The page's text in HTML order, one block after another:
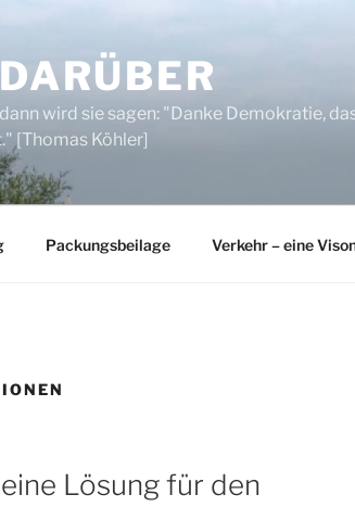
wird sie sagen: "Danke Demokratie,
[Thomas Köhler]
Packungsbeilage Verkehr – eine
Lösung für den